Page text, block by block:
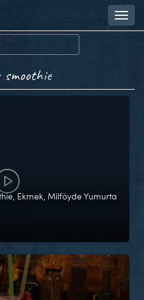
Ekmek, Milföyde Yumurta